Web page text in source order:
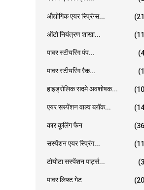
औद्योगिक एयर स्प्रिंग्स...
ऑटो नियंत्रण शाखा...
पावर स्टीयरिंग पंप...
पावर स्टीयरिंग रैक...
हाइड्रोलिक सदमे अवशोषक...
एयर सस्पेंशन वाल्व ब्लॉक...
कार कूलिंग फैन
सस्पेंशन एयर स्प्रिंग...
टोयोटा सस्पेंशन पार्ट्स...
पावर लिफ्ट गेट